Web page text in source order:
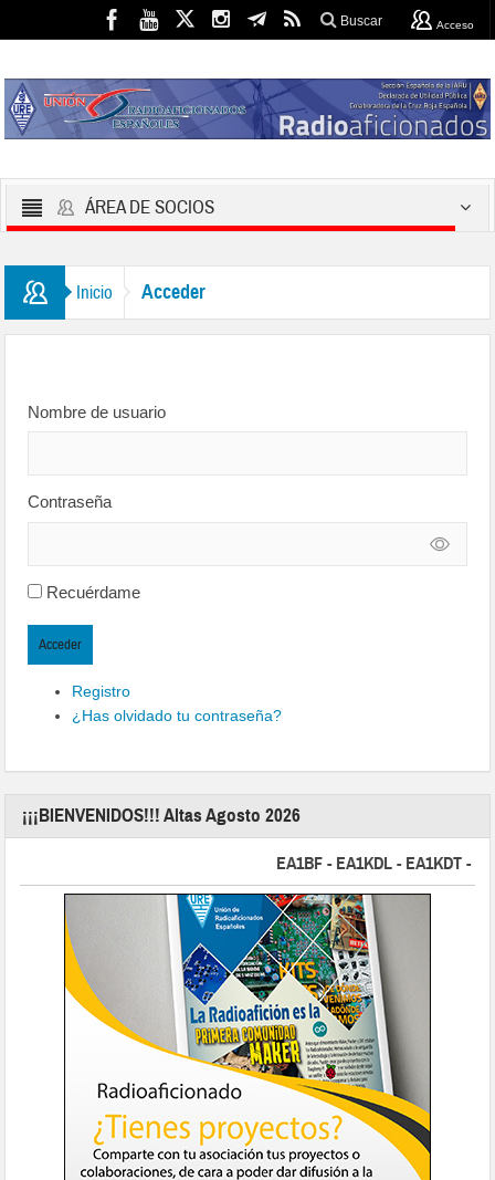
Buscar Acceso
ÁREA DE SOCIOS
Inicio Acceder
Nombre de usuario
Contraseña
Recuérdame
Acceder
Registro
¿Has olvidado tu contraseña?
¡¡¡BIENVENIDOS!!! Altas Agosto 2026
EA1BF - EA1KDL - EA1KDT -